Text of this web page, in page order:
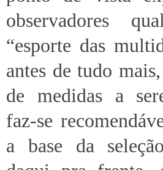
observadores
“esporte das
antes de tudo
de medidas a
faz-se
a base da